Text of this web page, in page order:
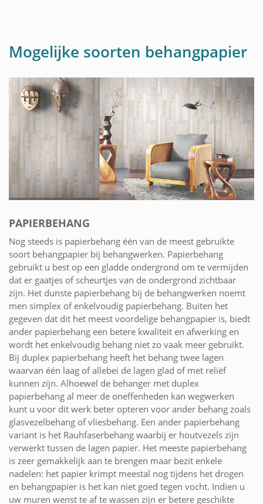
Mogelijke soorten behangpapier
PAPIERBEHANG
Nog steeds is papierbehang één van de meest gebruikte
soort behangpapier bij behangwerken. Papierbehang
gebruikt u best op een gladde ondergrond om te vermijden
dat er gaatjes of scheurtjes van de ondergrond zichtbaar
zijn. Het dunste papierbehang bij de behangwerken noemt
men simplex of enkelvoudig papierbehang. Buiten het
gegeven dat dit het meest voordelige behangpapier is, biedt
ander papierbehang een betere kwaliteit en afwerking en
wordt het enkelvoudig behang niet zo vaak meer gebruikt.
Bij duplex papierbehang heeft het behang twee lagen
waarvan één laag of allebei de lagen glad of met reliëf
kunnen zijn. Alhoewel de behanger met duplex
papierbehang al meer de oneffenheden kan wegwerken
kunt u voor dit werk beter opteren voor ander behang zoals
glasvezelbehang of vliesbehang. Een ander papierbehang
variant is het Rauhfaserbehang waarbij er houtvezels zijn
verwerkt tussen de lagen papier. Het meeste papierbehang
is zeer gemakkelijk aan te brengen maar bezit enkele
nadelen: het papier krimpt meestal nog tijdens het drogen
en behangpapier is het kan niet goed tegen vocht. Indien u
uw muren wenst te af te wassen zijn er betere geschikte